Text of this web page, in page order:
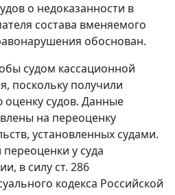
о недоказанности в
состава вменяемого
обоснован.
судом кассационной
поскольку получили
судов. Данные
на переоценку
установленных судами.
у суда
в силу ст. 286
кодекса Российской